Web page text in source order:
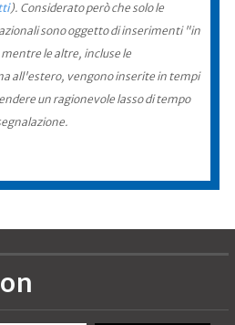
). Considerato però che solo le
sono oggetto di inserimenti "in
le altre, incluse le
all'estero, vengono inserite in tempi
un ragionevole lasso di tempo